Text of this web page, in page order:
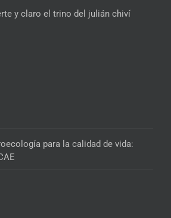
y claro el trino del julián chiví
para la calidad de vida: